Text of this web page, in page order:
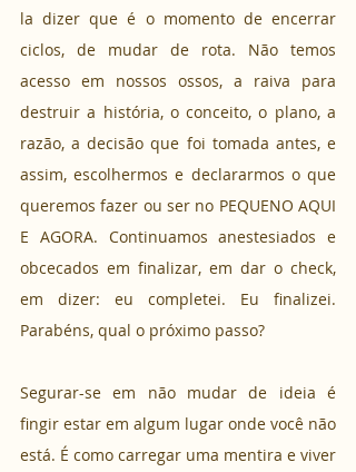
la dizer que é o momento de encerrar
ciclos, de mudar de rota. Não temos
acesso em nossos ossos, a raiva para
destruir a história, o conceito, o plano, a
razão, a decisão que foi tomada antes, e
assim, escolhermos e declararmos o que
queremos fazer ou ser no PEQUENO AQUI
E AGORA. Continuamos anestesiados e
obcecados em finalizar, em dar o check,
em dizer: eu completei. Eu finalizei.
Parabéns, qual o próximo passo?
Segurar-se em não mudar de ideia é
fingir estar em algum lugar onde você não
está. É como carregar uma mentira e viver